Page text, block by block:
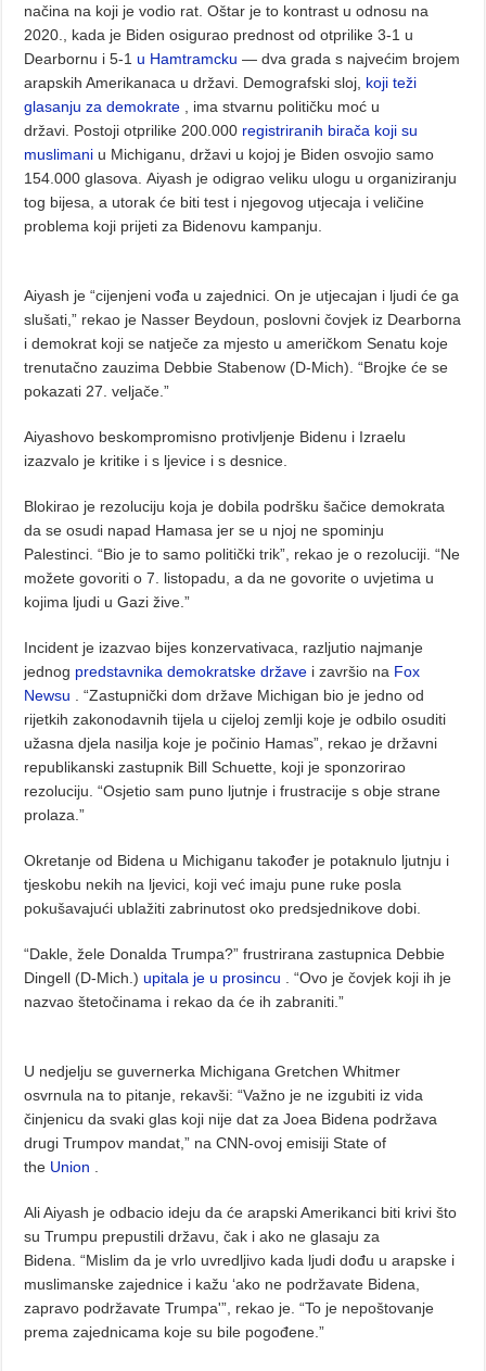
načina na koji je vodio rat. Oštar je to kontrast u odnosu na
2020., kada je Biden osigurao prednost od otprilike 3-1 u
Dearbornu i 5-1 u Hamtramcku — dva grada s najvećim brojem
arapskih Amerikanaca u državi. Demografski sloj, koji teži
glasanju za demokrate , ima stvarnu političku moć u
državi. Postoji otprilike 200.000 registriranih birača koji su
muslimani u Michiganu, državi u kojoj je Biden osvojio samo
154.000 glasova. Aiyash je odigrao veliku ulogu u organiziranju
tog bijesa, a utorak će biti test i njegovog utjecaja i veličine
problema koji prijeti za Bidenovu kampanju.
Aiyash je “cijenjeni vođa u zajednici. On je utjecajan i ljudi će ga
slušati,” rekao je Nasser Beydoun, poslovni čovjek iz Dearborna
i demokrat koji se natječe za mjesto u američkom Senatu koje
trenutačno zauzima Debbie Stabenow (D-Mich). “Brojke će se
pokazati 27. veljače.”
Aiyashovo beskompromisno protivljenje Bidenu i Izraelu
izazvalo je kritike i s ljevice i s desnice.
Blokirao je rezoluciju koja je dobila podršku šačice demokrata
da se osudi napad Hamasa jer se u njoj ne spominju
Palestinci. “Bio je to samo politički trik”, rekao je o rezoluciji. “Ne
možete govoriti o 7. listopadu, a da ne govorite o uvjetima u
kojima ljudi u Gazi žive.”
Incident je izazvao bijes konzervativaca, razljutio najmanje
jednog predstavnika demokratske države i završio na Fox
Newsu . “Zastupnički dom države Michigan bio je jedno od
rijetkih zakonodavnih tijela u cijeloj zemlji koje je odbilo osuditi
užasna djela nasilja koje je počinio Hamas”, rekao je državni
republikanski zastupnik Bill Schuette, koji je sponzorirao
rezoluciju. “Osjetio sam puno ljutnje i frustracije s obje strane
prolaza.”
Okretanje od Bidena u Michiganu također je potaknulo ljutnju i
tjeskobu nekih na ljevici, koji već imaju pune ruke posla
pokušavajući ublažiti zabrinutost oko predsjednikove dobi.
“Dakle, žele Donalda Trumpa?” frustrirana zastupnica Debbie
Dingell (D-Mich.) upitala je u prosincu . “Ovo je čovjek koji ih je
nazvao štetočinama i rekao da će ih zabraniti.”
U nedjelju se guvernerka Michigana Gretchen Whitmer
osvrnula na to pitanje, rekavši: “Važno je ne izgubiti iz vida
činjenicu da svaki glas koji nije dat za Joea Bidena podržava
drugi Trumpov mandat,” na CNN-ovoj emisiji State of
the Union
Ali Aiyash je odbacio ideju da će arapski Amerikanci biti krivi što
su Trumpu prepustili državu, čak i ako ne glasaju za
Bidena. “Mislim da je vrlo uvredljivo kada ljudi dođu u arapske i
muslimanske zajednice i kažu ‘ako ne podržavate Bidena,
zapravo podržavate Trumpa'”, rekao je. “To je nepoštovanje
prema zajednicama koje su bile pogođene.”